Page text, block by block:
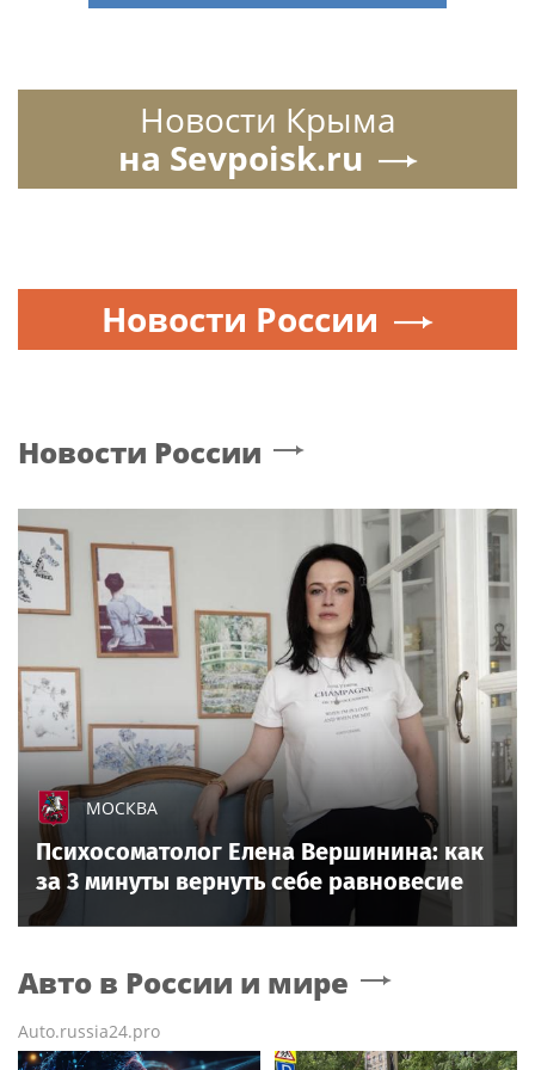
Новости Крыма
на Sevpoisk.ru
Новости России
Новости России
МОСКВА
Психосоматолог Елена Вершинина: как
за 3 минуты вернуть себе равновесие
Авто в России и мире
Auto.russia24.pro